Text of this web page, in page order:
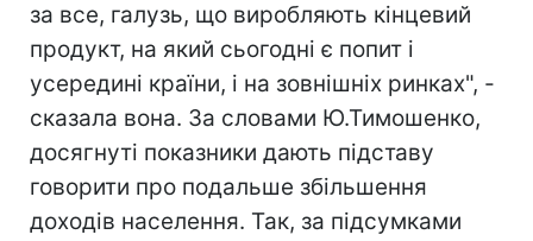
за все, галузь, що виробляють кінцевий
продукт, на який сьогодні є попит і
усередині країни, і на зовнішніх ринках", -
сказала вона. За словами Ю.Тимошенко,
досягнуті показники дають підставу
говорити про подальше збільшення
доходів населення. Так, за підсумками